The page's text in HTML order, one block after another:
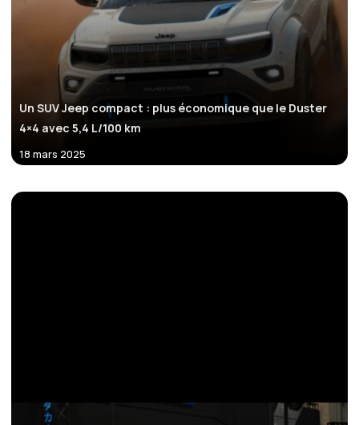
Un SUV Jeep compact : plus économique que le Duster
4×4 avec 5,4 L/100 km
18 mars 2025